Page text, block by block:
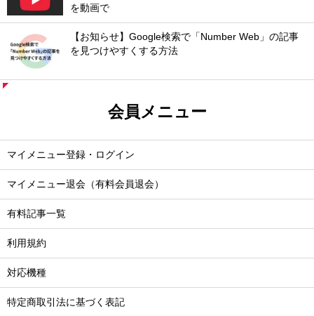
を動画で
【お知らせ】Google検索で「Number Web」の記事
を見つけやすくする方法
会員メニュー
マイメニュー登録・ログイン
マイメニュー退会（有料会員退会）
有料記事一覧
利用規約
対応機種
特定商取引法に基づく表記